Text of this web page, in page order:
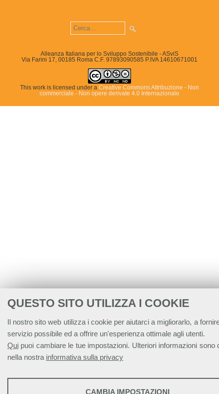
QUESTO SITO UTILIZZA I COOKIE
Il nostro sito web utilizza i cookie per aiutarci a migliorarlo, a
servizio possibile ed a offrire un'esperienza ottimale agli utenti.
Qui puoi cambiare le tue impostazioni. Ulteriori informazioni sono
nella nostra informativa sulla privacy
STATISTICHE
CAMBIA IMPOSTAZIONI
Alleanza Italiana per lo Sviluppo Sostenibile - ASviS
Via Farini 17, 00185 Roma C.F. 97893090585 P.IVA 14610671001
This work is licensed under a Creative Commons Attribuzione - Non
commerciale - Non opere derivate 4.0 Internazionale